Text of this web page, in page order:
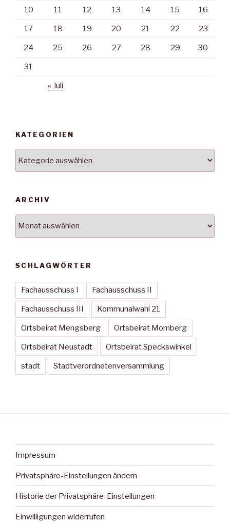
10 11 12 13 14 15 16
17 18 19 20 21 22 23
24 25 26 27 28 29 30
31
« Juli
KATEGORIEN
ARCHIV
SCHLAGWÖRTER
Fachausschuss I Fachausschuss II
Fachausschuss III Kommunalwahl 21
Ortsbeirat Mengsberg Ortsbeirat Momberg
Ortsbeirat Neustadt Ortsbeirat Speckswinkel
stadt Stadtverordnetenversammlung
Impressum
Privatsphäre-Einstellungen ändern
Historie der Privatsphäre-Einstellungen
Einwilligungen widerrufen